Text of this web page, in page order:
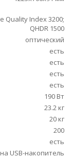
Quality Index 3200;
QHDR 1500
оптический
есть
есть
есть
есть
190 Вт
23.2 кг
20 кг
200
есть
на USB-накопитель